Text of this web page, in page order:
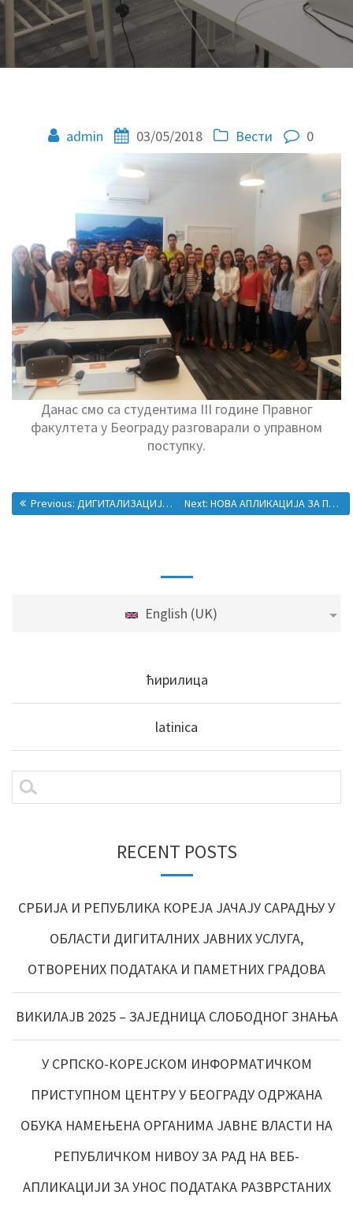
admin 03/05/2018 Вести 0
Данас смо са студентима III године Правног
факултета у Београду разговарали о управном
поступку.
Previous: ДИГИТАЛИЗАЦИЈА КУЛТУРНЕ БАШТИНЕ Next: НОВА АПЛИКАЦИЈА ЗА ПОСЕБНИ БИРАЧКИ СПИСАК ЗА МАЊИНЕ
English (UK)
ћирилица
latinica
RECENT POSTS
СРБИЈА И РЕПУБЛИКА КОРЕЈА ЈАЧАЈУ САРАДЊУ У
ОБЛАСТИ ДИГИТАЛНИХ ЈАВНИХ УСЛУГА,
ОТВОРЕНИХ ПОДАТАКА И ПАМЕТНИХ ГРАДОВА
ВИКИЛАЈВ 2025 – ЗАЈЕДНИЦА СЛОБОДНОГ ЗНАЊА
У СРПСКО-КОРЕЈСКОМ ИНФОРМАТИЧКОМ
ПРИСТУПНОМ ЦЕНТРУ У БЕОГРАДУ ОДРЖАНА
ОБУКА НАМЕЊЕНА ОРГАНИМА ЈАВНЕ ВЛАСТИ НА
РЕПУБЛИЧКОМ НИВОУ ЗА РАД НА ВЕБ-
АПЛИКАЦИЈИ ЗА УНОС ПОДАТАКА РАЗВРСТАНИХ